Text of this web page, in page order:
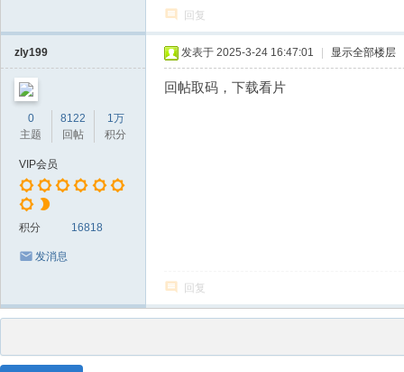
回复
zly199
0
主题
8122
回帖
1万
积分
VIP会员
积分 16818
发消息
发表于 2025-3-24 16:47:01 显示全部楼层
回帖取码，下载看片
回复